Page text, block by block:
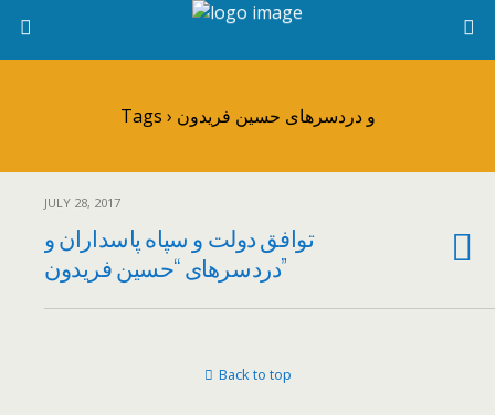
Tags › و دردسرهای حسین فریدون
JULY 28, 2017
توافق دولت و سپاه پاسداران و
دردسرهای “حسین فریدون”
Back to top